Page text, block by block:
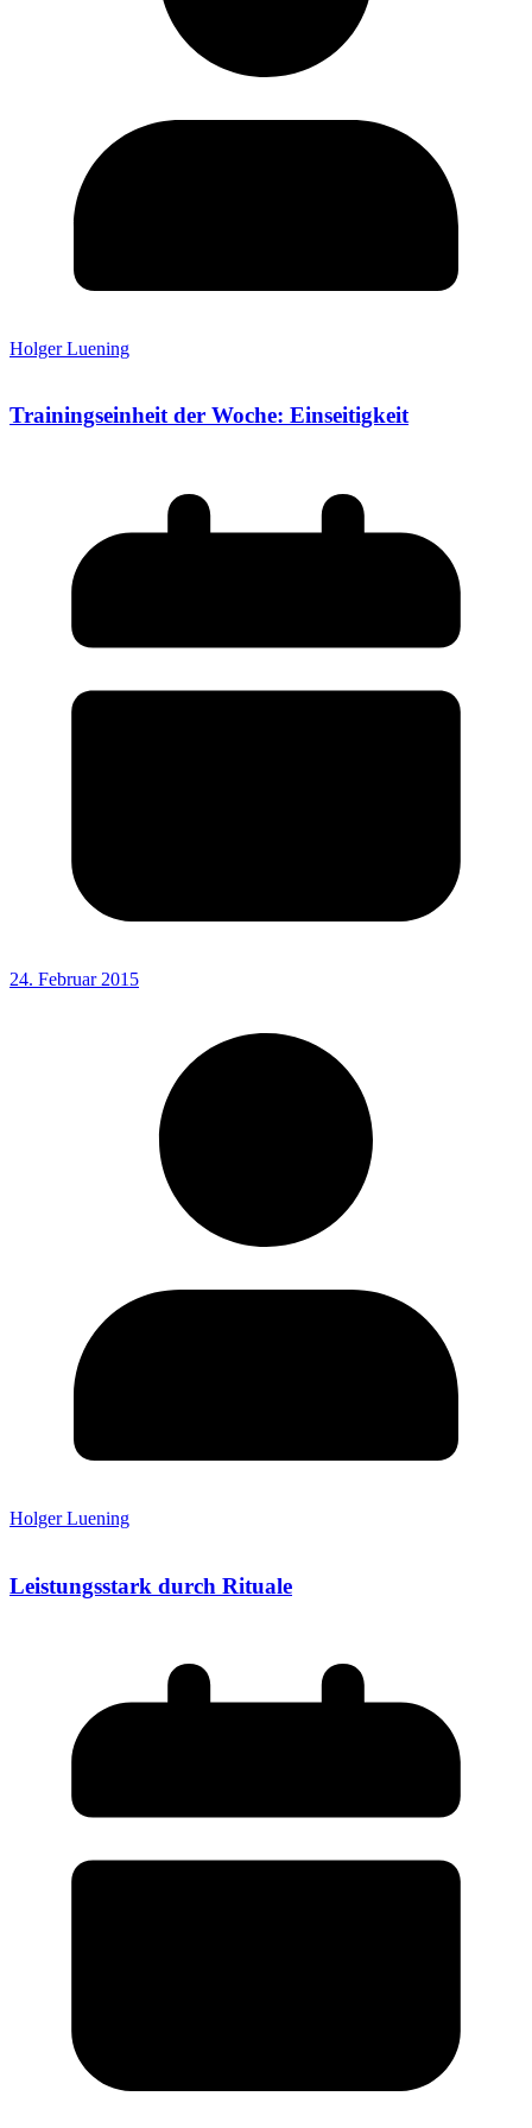
Holger Luening
Trainingseinheit der Woche: Einseitigkeit
24. Februar 2015
Holger Luening
Leistungsstark durch Rituale